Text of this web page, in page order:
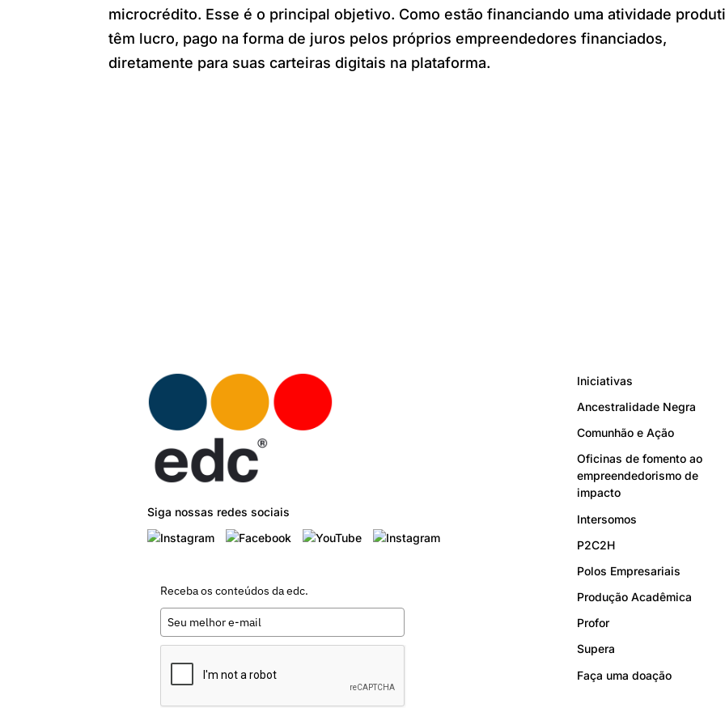
microcrédito. Esse é o principal objetivo. Como estão financiando uma atividade
têm lucro, pago na forma de juros pelos próprios empreendedores financiados,
diretamente para suas carteiras digitais na plataforma.
Siga nossas redes sociais
Receba os conteúdos da edc.
Iniciativas
Ancestralidade Negra
Comunhão e Ação
Oficinas de fomento ao
empreendedorismo de
impacto
Intersomos
P2C2H
Polos Empresariais
Produção Acadêmica
Profor
Supera
Faça uma doação